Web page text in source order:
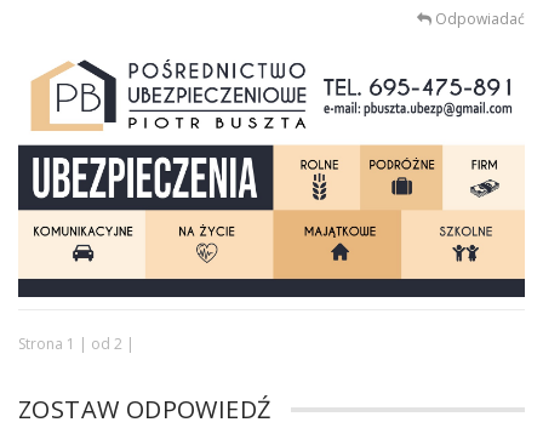
Odpowiadać
Strona 1 | od 2 |
ZOSTAW ODPOWIEDŹ